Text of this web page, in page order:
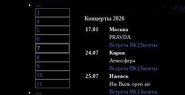
3
4
5
6
7
8
9
10
11
Концерты 2026
17.01
Москва
PRAVDA
Встреча ВК | Билеты
24.07
Киров
Атмосфера
Встреча ВК | Билеты
25.07
Ижевск
Иж Выль open air
Встреча ВК | Билеты